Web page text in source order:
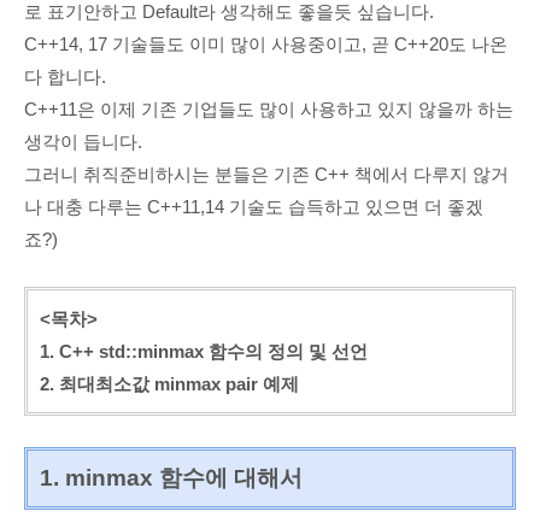
로 표기안하고 Default라 생각해도 좋을듯 싶습니다.
C++14, 17 기술들도 이미 많이 사용중이고, 곧 C++20도 나온
다 합니다.
C++11은 이제 기존 기업들도 많이 사용하고 있지 않을까 하는
생각이 듭니다.
그러니 취직준비하시는 분들은 기존 C++ 책에서 다루지 않거
나 대충 다루는 C++11,14 기술도 습득하고 있으면 더 좋겠
죠?)
<목차>
1. C++ std::minmax 함수의 정의 및 선언
2. 최대최소값 minmax pair 예제
1. minmax 함수에 대해서